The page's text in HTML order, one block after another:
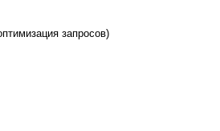
запросов)